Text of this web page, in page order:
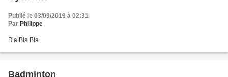
Publié le 03/09/2019 à 02:31
Par Philippe
Bla Bla Bla
Badminton